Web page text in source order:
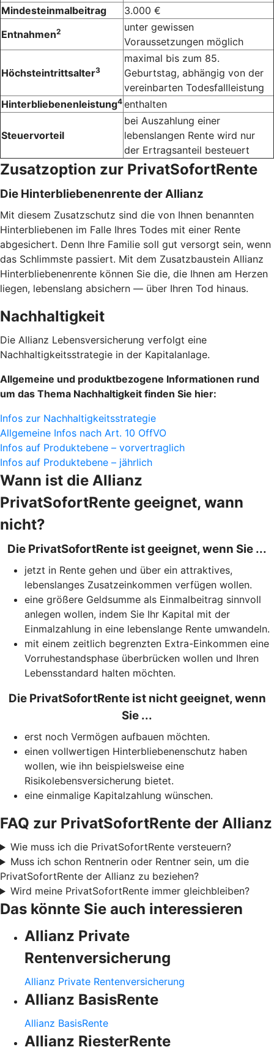
Mindesteinmalbeitrag
3.000 €
Entnahmen2
unter gewissen
Voraussetzungen möglich
Höchsteintrittsalter3
maximal bis zum 85.
Geburtstag, abhängig von der
vereinbarten Todesfallleistung
Hinterbliebenenleistung4 enthalten
Steuervorteil
bei Auszahlung einer
lebenslangen Rente wird nur
der Ertragsanteil besteuert
Zusatzoption zur PrivatSofortRente
Die Hinterbliebenenrente der Allianz
Mit diesem Zusatzschutz sind die von Ihnen benannten
Hinterbliebenen im Falle Ihres Todes mit einer Rente
abgesichert. Denn Ihre Familie soll gut versorgt sein, wenn
das Schlimmste passiert. Mit dem Zusatzbaustein Allianz
Hinterbliebenenrente können Sie die, die Ihnen am Herzen
liegen, lebenslang absichern — über Ihren Tod hinaus.
Nachhaltigkeit
Die Allianz Lebensversicherung verfolgt eine
Nachhaltigkeitsstrategie in der Kapitalanlage.
Allgemeine und produktbezogene Informationen rund
um das Thema Nachhaltigkeit finden Sie hier:
Infos zur Nachhaltigkeitsstrategie
Allgemeine Infos nach Art. 10 OffVO
Infos auf Produktebene – vorvertraglich
Infos auf Produktebene – jährlich
Wann ist die Allianz
PrivatSofortRente geeignet, wann
nicht?
Die PrivatSofortRente ist geeignet, wenn Sie ...
jetzt in Rente gehen und über ein attraktives,
lebenslanges Zusatzeinkommen verfügen wollen.
eine größere Geldsumme als Einmalbeitrag sinnvoll
anlegen wollen, indem Sie Ihr Kapital mit der
Einmalzahlung in eine lebenslange Rente umwandeln.
mit einem zeitlich begrenzten Extra-Einkommen eine
Vorruhestandsphase überbrücken wollen und Ihren
Lebensstandard halten möchten.
Die PrivatSofortRente ist nicht geeignet, wenn
Sie ...
erst noch Vermögen aufbauen möchten.
einen vollwertigen Hinterbliebenenschutz haben
wollen, wie ihn beispielsweise eine
Risikolebensversicherung bietet.
eine einmalige Kapitalzahlung wünschen.
FAQ zur PrivatSofortRente der Allianz
Wie muss ich die PrivatSofortRente versteuern?
Muss ich schon Rentnerin oder Rentner sein, um die
PrivatSofortRente der Allianz zu beziehen?
Wird meine PrivatSofortRente immer gleichbleiben?
Das könnte Sie auch interessieren
Allianz Private
Rentenversicherung
Allianz Private Rentenversicherung
Allianz BasisRente
Allianz BasisRente
Allianz RiesterRente